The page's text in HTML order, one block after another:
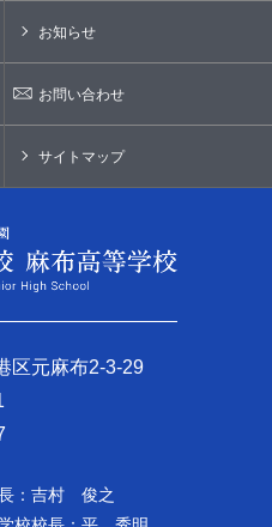
お知らせ
お問い合わせ
サイトマップ
区元麻布2-3-29
：吉村 俊之